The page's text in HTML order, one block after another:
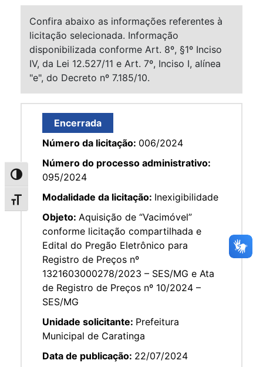
Alternar alto contraste
Alternar tamanho da fonte
Confira abaixo as informações referentes à
licitação selecionada. Informação
disponibilizada conforme Art. 8º, §1º Inciso
IV, da Lei 12.527/11 e Art. 7º, Inciso I, alínea
"e", do Decreto nº 7.185/10.
Encerrada
Número da licitação: 006/2024
Número do processo administrativo:
095/2024
Modalidade da licitação: Inexigibilidade
Objeto: Aquisição de “Vacimóvel”
conforme licitação compartilhada e
Edital do Pregão Eletrônico para
Registro de Preços nº
1321603000278/2023 – SES/MG e Ata
de Registro de Preços nº 10/2024 –
SES/MG
Unidade solicitante: Prefeitura
Municipal de Caratinga
Data de publicação: 22/07/2024